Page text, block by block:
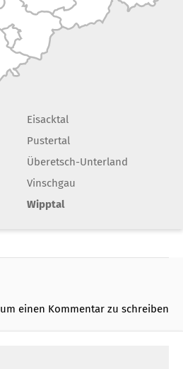
Eisacktal
Pustertal
Überetsch-Unterland
Vinschgau
Wipptal
um einen Kommentar zu schreiben